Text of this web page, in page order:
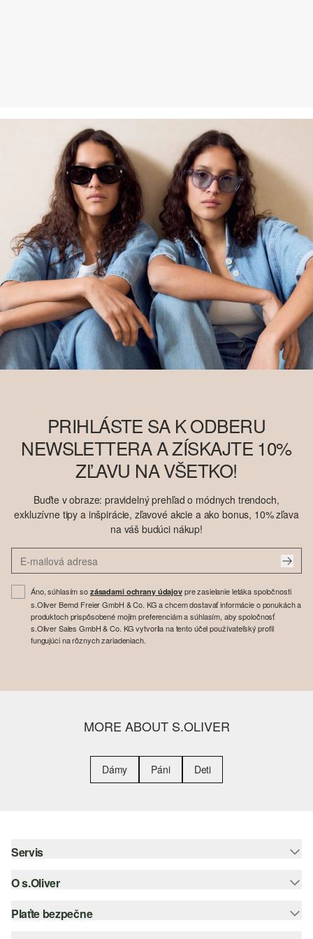
PRIHLÁSTE SA K ODBERU
NEWSLETTERA A ZÍSKAJTE 10%
ZĽAVU NA VŠETKO!
Buďte v obraze: pravidelný prehľad o módnych trendoch,
exkluzívne tipy a inšpirácie, zľavové akcie a ako bonus, 10% zľava
na váš budúci nákup!
Áno, súhlasím so zásadami ochrany údajovpre zasielanie letáka spoločnosti
s.Oliver Bernd Freier GmbH & Co. KG a chcem dostavať informácie o ponukách a
produktoch prispôsobené mojim preferenciám a súhlasím, aby spoločnosť
s.Oliver Sales GmbH & Co. KG vytvorila na tento účel používateľský profil
fungujúci na rôznych zariadeniach.
MORE ABOUT S.OLIVER
Dámy Páni Deti
Servis
Pomoc a FAQ
Nápoveda k veľkostiam
O s.Oliver
Leták
Plaťte bezpečne